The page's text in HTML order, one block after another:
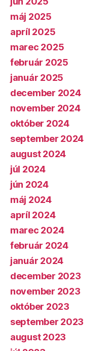
máj 2025
apríl 2025
marec 2025
február 2025
január 2025
december 2024
november 2024
október 2024
september 2024
august 2024
júl 2024
jún 2024
máj 2024
apríl 2024
marec 2024
február 2024
január 2024
december 2023
november 2023
október 2023
september 2023
august 2023